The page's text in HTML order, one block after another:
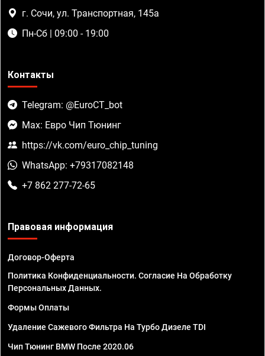
г. Сочи, ул. Транспортная, 145а
Пн-Сб | 09:00 - 19:00
Контакты
Telegram: @EuroCT_bot
Max: Евро Чип Тюнинг
https://vk.com/euro_chip_tuning
WhatsApp: +79317082148
+7 862 277-72-65
Правовая информация
Договор-Оферта
Политика Конфиденциальности. Согласие На Обработку
Персональных Данных.
Формы Оплаты
Удаление Сажевого Фильтра На Турбо Дизеле TDI
Чип Тюнинг BMW После 2020.06